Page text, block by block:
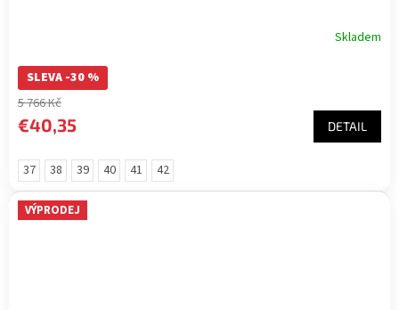
Skladem
SLEVA -30 %
5 766 Kč
€40,35 DETAIL
37 38 39 40 41 42
VÝPRODEJ